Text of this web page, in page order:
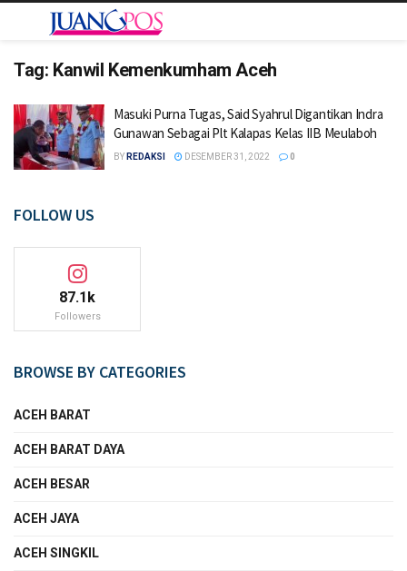
Tag: Kanwil Kemenkumham Aceh
Masuki Purna Tugas, Said Syahrul Digantikan Indra
Gunawan Sebagai Plt Kalapas Kelas IIB Meulaboh
BY REDAKSI DESEMBER 31, 2022 0
FOLLOW US
87.1k
Followers
BROWSE BY CATEGORIES
ACEH BARAT
ACEH BARAT DAYA
ACEH BESAR
ACEH JAYA
ACEH SINGKIL